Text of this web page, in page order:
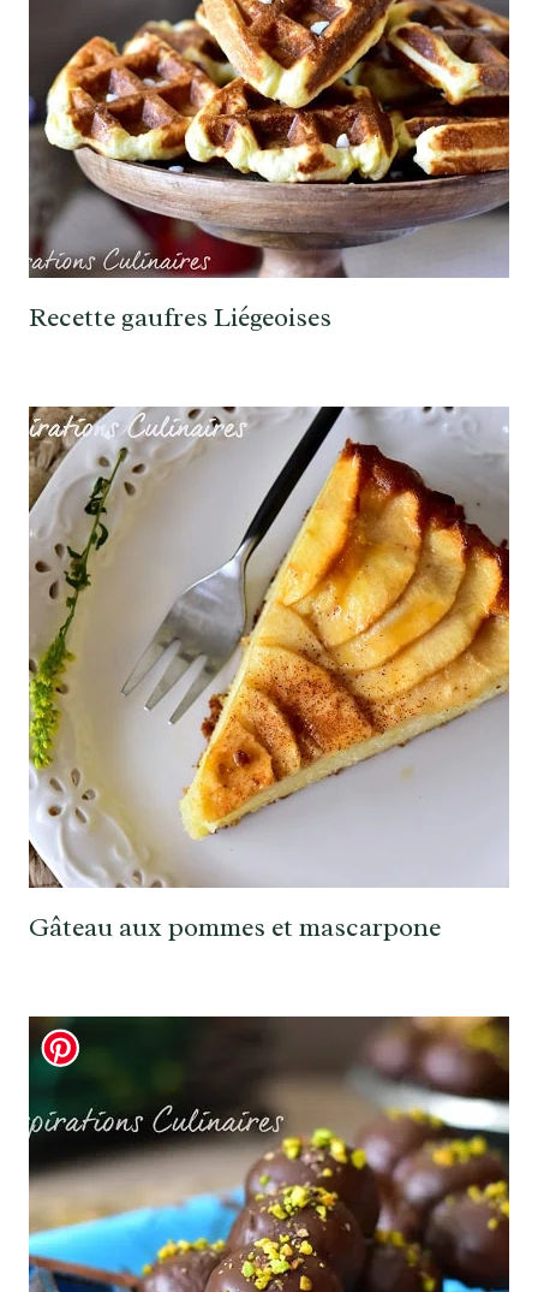
Recette gaufres Liégeoises
Gâteau aux pommes et mascarpone